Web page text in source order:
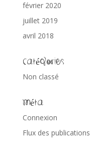
février 2020
juillet 2019
avril 2018
Catégories
Non classé
Méta
Connexion
Flux des publications